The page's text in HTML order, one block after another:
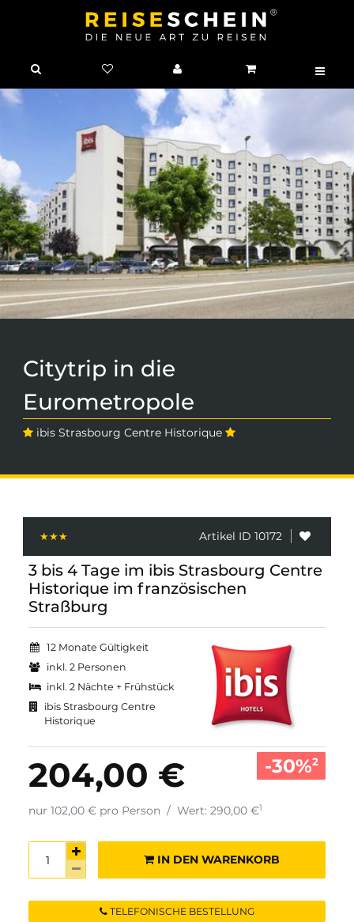
Citytrip in die
Eurometropole
ibis Strasbourg Centre Historique
Artikel ID 10172
3 bis 4 Tage im ibis Strasbourg Centre
Historique im französischen
Straßburg
12 Monate Gültigkeit
inkl. 2 Personen
inkl. 2 Nächte + Frühstück
ibis Strasbourg Centre
Historique
204,00 € -30%2
nur 102,00 € pro Person / Wert: 290,00 €1
IN DEN WARENKORB
TELEFONISCHE BESTELLUNG